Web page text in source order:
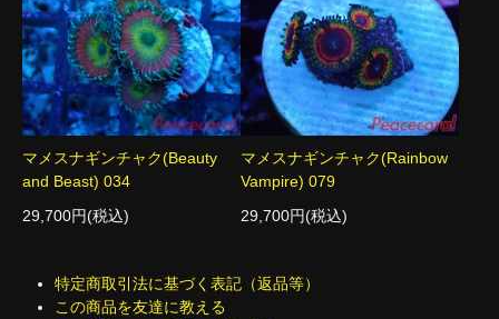
マメスナギンチャク(Beauty
and Beast) 034
29,700円(税込)
マメスナギンチャク(Rainbow
Vampire) 079
29,700円(税込)
特定商取引法に基づく表記（返品等）
この商品を友達に教える